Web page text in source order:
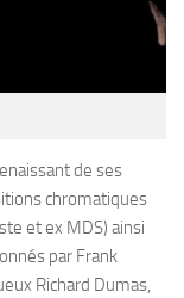
de ses
chromatiques
et ex MDS) ainsi
par Frank
Richard Dumas,